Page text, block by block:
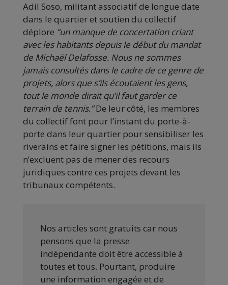
Adil Soso, militant associatif de longue date
dans le quartier et soutien du collectif
déplore “un manque de concertation criant
avec les habitants depuis le début du mandat
de Michaël Delafosse. Nous ne sommes
jamais consultés dans le cadre de ce genre de
projets, alors que s’ils écoutaient les gens,
tout le monde dirait qu’il faut garder ce
terrain de tennis.”De leur côté, les membres
du collectif font pour l’instant du porte-à-
porte dans leur quartier pour sensibiliser les
riverains et faire signer les pétitions, mais ils
n’excluent pas de mener des recours
juridiques contre ces projets devant les
tribunaux compétents.
Nos articles sont gratuits car nous
pensons que la presse
indépendante doit être accessible à
toutes et tous. Pourtant, produire
une information engagée et de